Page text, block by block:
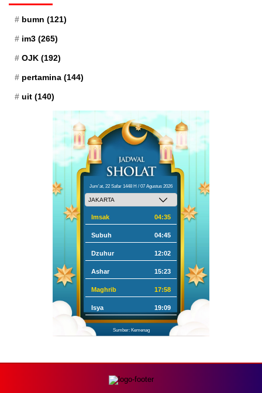
bumn (121)
im3 (265)
OJK (192)
pertamina (144)
uit (140)
Jum'at, 22 Safar 1448 H / 07 Agustus 2026
Imsak 04:35
Subuh 04:45
Dzuhur 12:02
Ashar 15:23
Maghrib 17:58
Isya 19:09
Sumber: Kemenag